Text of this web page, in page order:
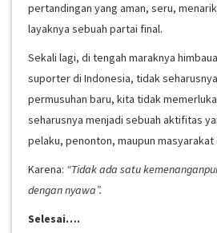
pertandingan yang aman, seru,
layaknya sebuah partai final.
Sekali lagi, di tengah maraknya
suporter di Indonesia, tidak
permusuhan baru, kita tidak
seharusnya menjadi sebuah aktifitas
pelaku, penonton, maupun
Karena: “Tidak ada satu
dengan nyawa”.
Selesai….